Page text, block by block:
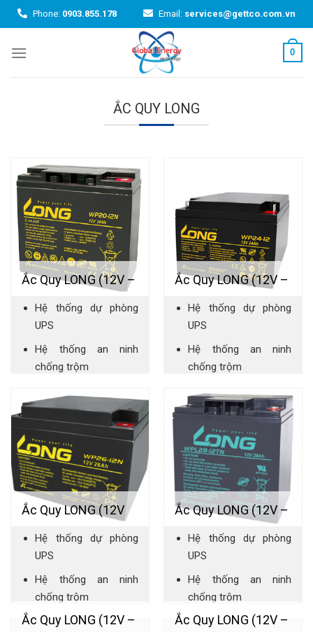
Skip
to
Phone: 0903.855.178 Email: services@gettco.com.vn
0
ẮC QUY LONG
Ắc Quy LONG (12V –
20AH)Hệ thống dự phòng
UPS
Hệ thống an ninh
chống trộm
Hệ thống chiếu sáng
dự phòng
Ắc Quy LONG (12V –
24AH)Hệ thống dự phòng
UPS
Hệ thống an ninh
chống trộm
Hệ thống báo cháy
Hệ thống chiếu sáng
dự phòng
Ắc Quy LONG (12V
-26AH)
Hệ thống dự phòng
UPS
Hệ thống an ninh
chống trộm
Hệ thống báo cháy
Ắc Quy LONG (12V –
28AH)Hệ thống dự phòng
UPS
Hệ thống an ninh
chống trộm
Hệ thống báo cháy
Ắc Quy LONG (12V – Ắc Quy LONG (12V –